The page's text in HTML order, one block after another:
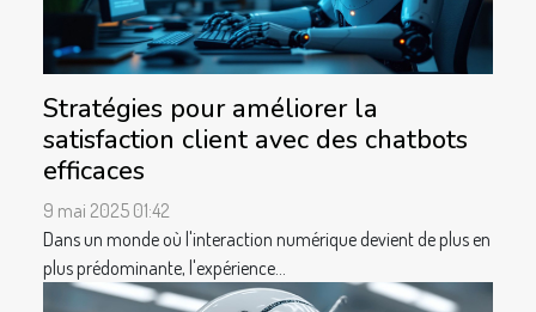
Stratégies pour améliorer la
satisfaction client avec des chatbots
efficaces
9 mai 2025 01:42
Dans un monde où l'interaction numérique devient de plus en
plus prédominante, l'expérience...